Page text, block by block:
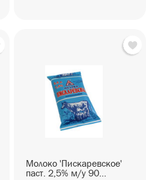
Молоко 'Пискаревское'
паст. 2,5% м/у 90...